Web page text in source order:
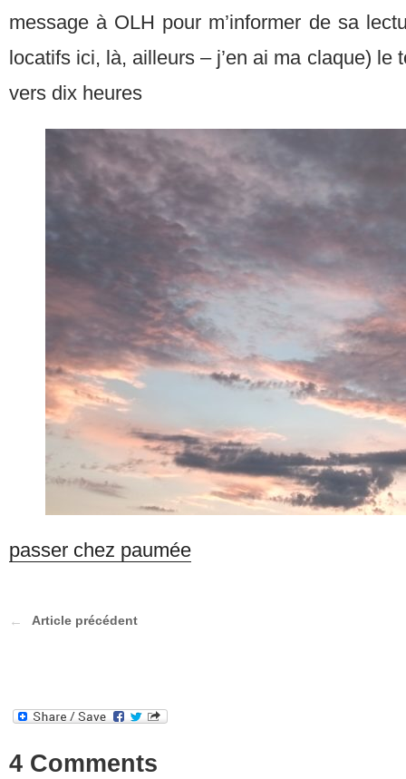
message à OLH pour m’informer de sa
locatifs ici, là, ailleurs – j’en ai ma claque) le
vers dix heures
passer chez paumée
Article précédent
4 Comments